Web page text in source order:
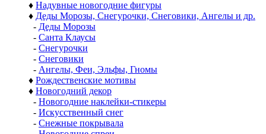
♦ Надувные новогодние фигуры
♦ Деды Морозы, Снегурочки, Снеговики, Ангелы и др.
- Деды Морозы
- Санта Клаусы
- Снегурочки
- Снеговики
- Ангелы, Феи, Эльфы, Гномы
♦ Рождественские мотивы
♦ Новогодний декор
- Новогодние наклейки-стикеры
- Искусственный снег
- Снежные покрывала